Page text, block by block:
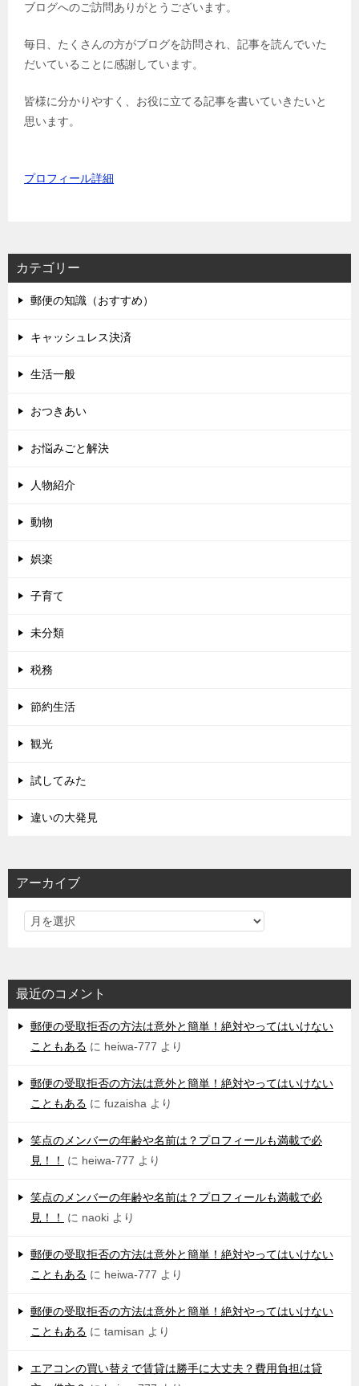
ブログへのご訪問ありがとうございます。
毎日、たくさんの方がブログを訪問され、記事を読んでいた
だいていることに感謝しています。
皆様に分かりやすく、お役に立てる記事を書いていきたいと
思います。
プロフィール詳細
カテゴリー
郵便の知識（おすすめ）
キャッシュレス決済
生活一般
おつきあい
お悩みごと解決
人物紹介
動物
娯楽
子育て
未分類
税務
節約生活
観光
試してみた
違いの大発見
アーカイブ
最近のコメント
郵便の受取拒否の方法は意外と簡単！絶対やってはいけない
こともある に heiwa-777 より
郵便の受取拒否の方法は意外と簡単！絶対やってはいけない
こともある に fuzaisha より
笑点のメンバーの年齢や名前は？プロフィールも満載で必
見！！
に heiwa-777 より
笑点のメンバーの年齢や名前は？プロフィールも満載で必
見！！
に naoki より
郵便の受取拒否の方法は意外と簡単！絶対やってはいけない
こともある に heiwa-777 より
郵便の受取拒否の方法は意外と簡単！絶対やってはいけない
こともある に tamisan より
エアコンの買い替えで賃貸は勝手に大丈夫？費用負担は貸